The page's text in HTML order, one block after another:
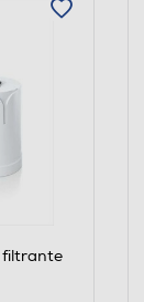
filtrante